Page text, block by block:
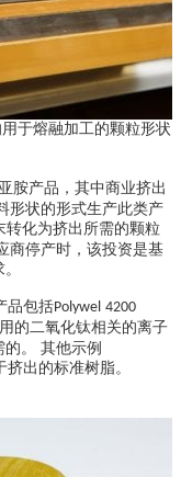
于熔融加工的颗粒形状
胺产品，其中商业挤出
形状的形式生产此类产
转化为挤出所需的颗粒
商停产时，该投资是基
品包括Polywel 4200
的二氧化钛相关的离子
。 其他示例
出的标准树脂。